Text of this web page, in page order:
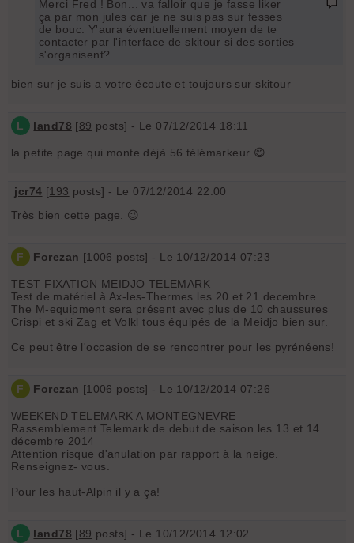
Merci Fred ! Bon... va falloir que je fasse liker
ça par mon jules car je ne suis pas sur fesses
de bouc. Y'aura éventuellement moyen de te
contacter par l'interface de skitour si des sorties
s'organisent?
bien sur je suis a votre écoute et toujours sur skitour
L land78 [89 posts] - Le 07/12/2014 18:11
la petite page qui monte déjà 56 télémarkeur 😄
jcr74 [193 posts] - Le 07/12/2014 22:00
Très bien cette page. 😉
F Forezan [1006 posts] - Le 10/12/2014 07:23
TEST FIXATION MEIDJO TELEMARK
Test de matériel à Ax-les-Thermes les 20 et 21 decembre.
The M-equipment sera présent avec plus de 10 chaussures
Crispi et ski Zag et Volkl tous équipés de la Meidjo bien sur.
Ce peut être l'occasion de se rencontrer pour les pyrénéens!
F Forezan [1006 posts] - Le 10/12/2014 07:26
WEEKEND TELEMARK A MONTEGNEVRE
Rassemblement Telemark de debut de saison les 13 et 14
décembre 2014
Attention risque d'anulation par rapport à la neige.
Renseignez- vous.
Pour les haut-Alpin il y a ça!
L land78 [89 posts] - Le 10/12/2014 12:02